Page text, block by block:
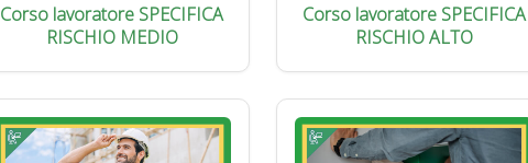
Corso lavoratore SPECIFICA
RISCHIO MEDIO
Corso lavoratore SPECIFICA
RISCHIO ALTO